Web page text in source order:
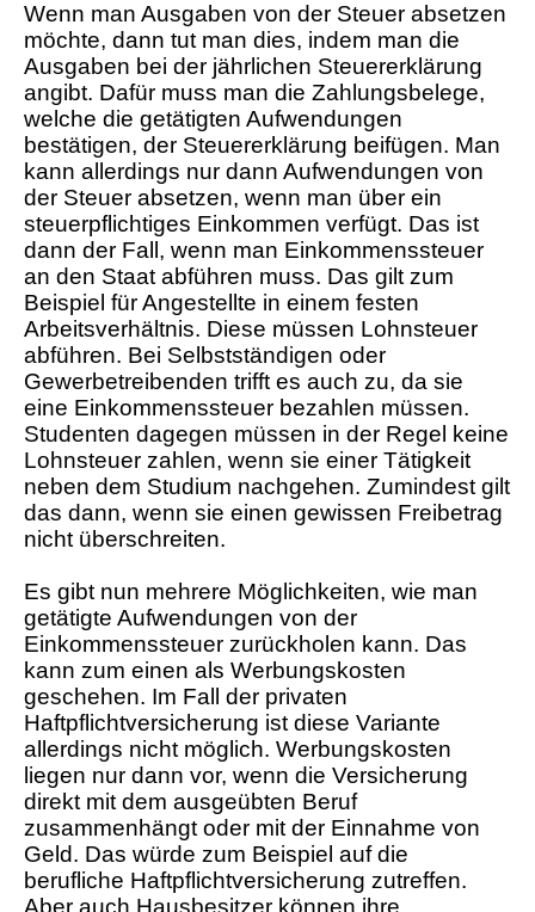
Wenn man Ausgaben von der Steuer absetzen
möchte, dann tut man dies, indem man die
Ausgaben bei der jährlichen Steuererklärung
angibt. Dafür muss man die Zahlungsbelege,
welche die getätigten Aufwendungen
bestätigen, der Steuererklärung beifügen. Man
kann allerdings nur dann Aufwendungen von
der Steuer absetzen, wenn man über ein
steuerpflichtiges Einkommen verfügt. Das ist
dann der Fall, wenn man Einkommenssteuer
an den Staat abführen muss. Das gilt zum
Beispiel für Angestellte in einem festen
Arbeitsverhältnis. Diese müssen Lohnsteuer
abführen. Bei Selbstständigen oder
Gewerbetreibenden trifft es auch zu, da sie
eine Einkommenssteuer bezahlen müssen.
Studenten dagegen müssen in der Regel keine
Lohnsteuer zahlen, wenn sie einer Tätigkeit
neben dem Studium nachgehen. Zumindest gilt
das dann, wenn sie einen gewissen Freibetrag
nicht überschreiten.
Es gibt nun mehrere Möglichkeiten, wie man
getätigte Aufwendungen von der
Einkommenssteuer zurückholen kann. Das
kann zum einen als Werbungskosten
geschehen. Im Fall der privaten
Haftpflichtversicherung ist diese Variante
allerdings nicht möglich. Werbungskosten
liegen nur dann vor, wenn die Versicherung
direkt mit dem ausgeübten Beruf
zusammenhängt oder mit der Einnahme von
Geld. Das würde zum Beispiel auf die
berufliche Haftpflichtversicherung zutreffen.